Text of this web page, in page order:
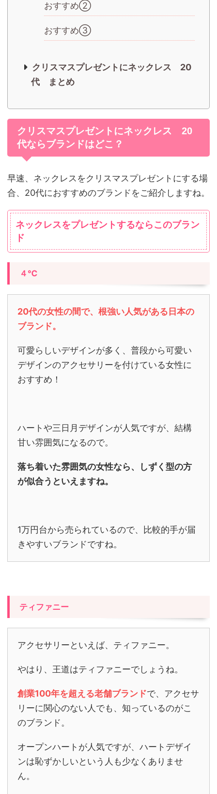
おすすめ②
おすすめ③
クリスマスプレゼントにネックレス 20
代 まとめ
クリスマスプレゼントにネックレス 20
代ならブランドはどこ？
早速、ネックレスをクリスマスプレゼントにする場
合、20代におすすめのブランドをご紹介しますね。
ネックレスをプレゼントするならこのブラン
ド
４℃
20代の女性の間で、根強い人気がある日本の
ブランド。
可愛らしいデザインが多く、普段から可愛い
デザインのアクセサリーを付けている女性に
おすすめ！
ハートや三日月デザインが人気ですが、結構
甘い雰囲気になるので。
落ち着いた雰囲気の女性なら、しずく型の方
が似合うといえますね。
1万円台から売られているので、比較的手が届
きやすいブランドですね。
ティファニー
アクセサリーといえば、ティファニー。
やはり、王道はティファニーでしょうね。
創業100年を超える老舗ブランドで、アクセサ
リーに関心のない人でも、知っているのがこ
のブランド。
オープンハートが人気ですが、ハートデザイ
ンは恥ずかしいという人も少なくありませ
ん。